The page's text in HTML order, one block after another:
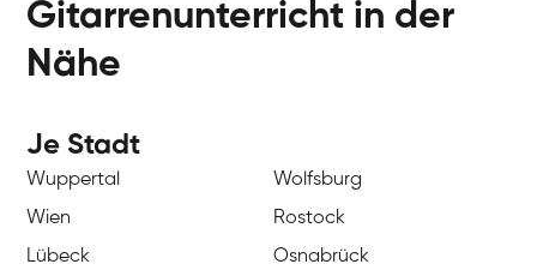
Gitarrenunterricht in der
Nähe
Je Stadt
Wuppertal
Wolfsburg
Wien
Rostock
Lübeck
Osnabrück